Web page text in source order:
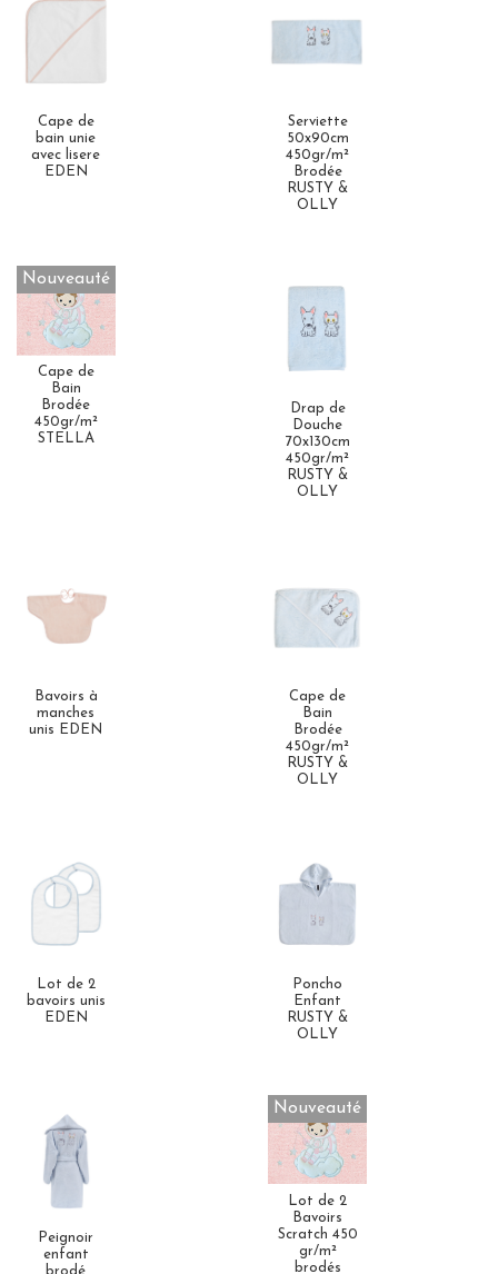
Cape de
bain unie
avec lisere
EDEN
Serviette
50x90cm
450gr/m²
Brodée
RUSTY &
OLLY
Nouveauté
Cape de
Bain
Brodée
450gr/m²
STELLA
Drap de
Douche
70x130cm
450gr/m²
RUSTY &
OLLY
Bavoirs à
manches
unis EDEN
Cape de
Bain
Brodée
450gr/m²
RUSTY &
OLLY
Lot de 2
bavoirs unis
EDEN
Poncho
Enfant
RUSTY &
OLLY
Peignoir
enfant
Nouveauté
Lot de 2
Bavoirs
Scratch 450
gr/m²
brodés